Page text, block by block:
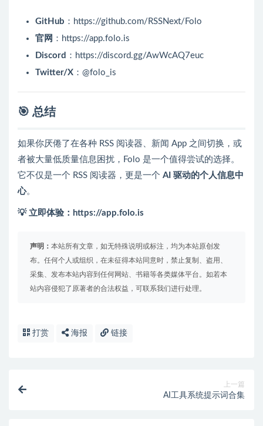
GitHub ： https://github.com/RSSNext/Folo
官网 ： https://app.folo.is
Discord ： https://discord.gg/AwWcAQ7euc
Twitter/X ： @folo_is
🎯 总结
如果你厌倦了在各种 RSS 阅读器、新闻 App 之间切换，或
者被大量低质量信息困扰，Folo 是一个值得尝试的选择。
它不仅是一个 RSS 阅读器，更是一个 AI 驱动的个人信息中
心。
💡 立即体验： https://app.folo.is
声明： 本站所有文章，如无特殊说明或标注，均为本站原创发
布。任何个人或组织，在未征得本站同意时，禁止复制、盗用、
采集、发布本站内容到任何网站、书籍等各类媒体平台。如若本
站内容侵犯了原著者的合法权益，可联系我们进行处理。
打赏 海报 链接
上一篇
AI工具系统提示词合集